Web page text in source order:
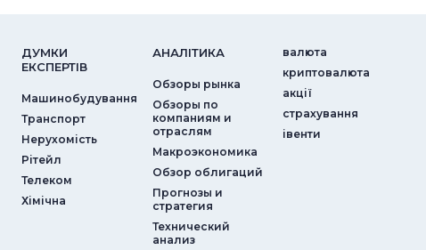
ДУМКИ
ЕКСПЕРТIВ
Машинобудування
Транспорт
Нерухомість
Рітейл
Телеком
Хімічна
АНАЛIТИКА
Обзоры рынка
Обзоры по
компаниям и
отраслям
Макроэкономика
Обзор облигаций
Прогнозы и
стратегия
Технический
анализ
валюта
криптовалюта
акції
страхування
iвенти